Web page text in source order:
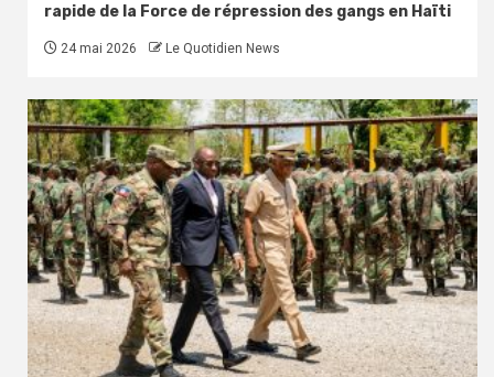
rapide de la Force de répression des gangs en Haïti
24 mai 2026 Le Quotidien News